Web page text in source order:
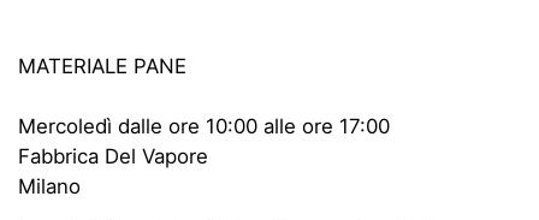
MATERIALE PANE
Mercoledì dalle ore 10:00 alle ore 17:00
Fabbrica Del Vapore
Milano